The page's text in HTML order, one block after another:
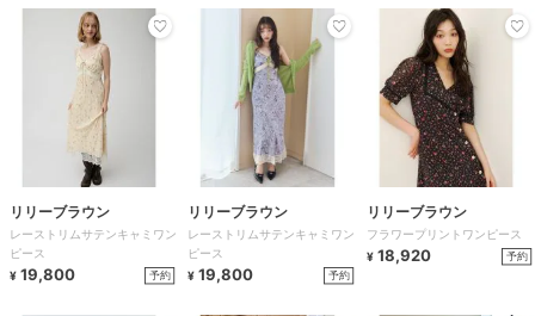
リリーブラウン
レーストリムサテンキャミワン
ピース
¥ 19,800 予約
リリーブラウン
レーストリムサテンキャミワン
ピース
¥ 19,800 予約
リリーブラウン
フラワープリントワンピース
¥ 18,920 予約